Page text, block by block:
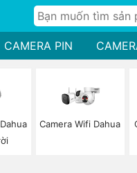
CAMERA PIN
Camera Wifi Dahua